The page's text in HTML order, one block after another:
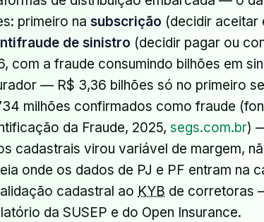
primeiro na subscrição (decidir
de sinistro (decidir pagar ou
com a fraude consumindo bilhões em
— R$ 3,36 bilhões só no primeiro
milhões confirmados como fraude
da Fraude, 2025, segs.com.br)
cadastrais virou variável de margem,
onde os dados de PJ e PF entram na
cadastral ao KYB de corretoras
da SUSEP e do Open Insurance.